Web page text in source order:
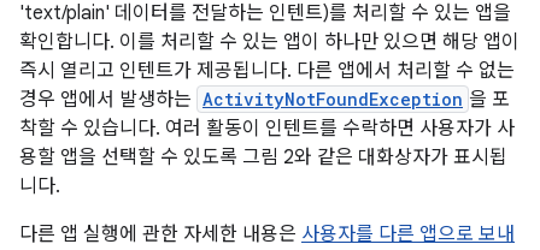
'text/plain' 데이터를 전달하는 인텐트)를 처리할 수 있는 앱을
확인합니다. 이를 처리할 수 있는 앱이 하나만 있으면 해당 앱이
즉시 열리고 인텐트가 제공됩니다. 다른 앱에서 처리할 수 없는
경우 앱에서 발생하는 ActivityNotFoundException 을 포
착할 수 있습니다. 여러 활동이 인텐트를 수락하면 사용자가 사
용할 앱을 선택할 수 있도록 그림 2와 같은 대화상자가 표시됩
니다.
다른 앱 실행에 관한 자세한 내용은 사용자를 다른 앱으로 보내